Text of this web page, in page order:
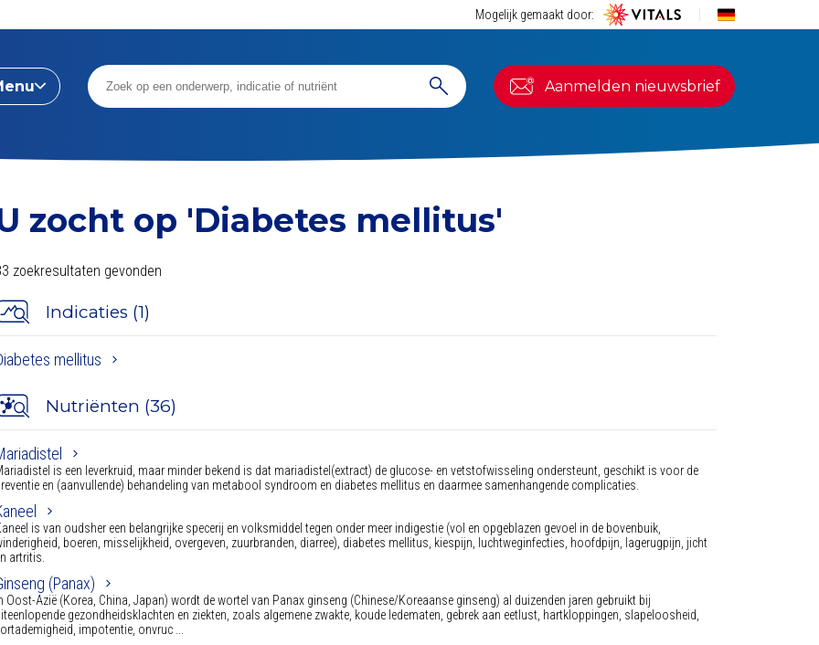
Mogelijk gemaakt door:
Aanmelden nieuwsbrief
zocht op 'Diabetes mellitus'
zoekresultaten gevonden
Indicaties (1)
mellitus
Nutriënten (36)
is een leverkruid, maar minder bekend is dat mariadistel(extract) de glucose- en vetstofwisseling ondersteunt, geschikt is voor de
en (aanvullende) behandeling van metabool syndroom en diabetes mellitus en daarmee samenhangende complicaties.
is van oudsher een belangrijke specerij en volksmiddel tegen onder meer indigestie (vol en opgeblazen gevoel in de bovenbuik,
boeren, misselijkheid, overgeven, zuurbranden, diarree), diabetes mellitus, kiespijn, luchtweginfecties, hoofdpijn, lagerugpijn, jicht
artritis.
(Panax)
Oost-Azië (Korea, China, Japan) wordt de wortel van Panax ginseng (Chinese/Koreaanse ginseng) al duizenden jaren gebruikt bij
gezondheidsklachten en ziekten, zoals algemene zwakte, koude ledematen, gebrek aan eetlust, hartkloppingen, slapeloosheid,
impotentie, onvruc ...